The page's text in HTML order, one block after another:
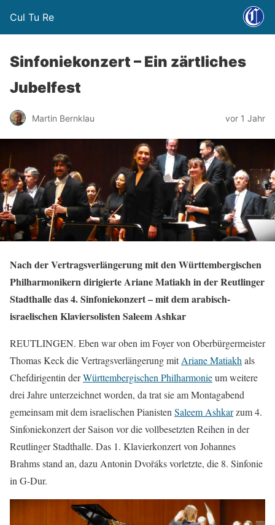
Cul Tu Re
Sinfoniekonzert – Ein zärtliches
Jubelfest
Martin Bernklau vor 1 Jahr
Nach der Vertragsverlängerung mit den Württembergischen
Philharmonikern dirigierte Ariane Matiakh in der Reutlinger
Stadthalle das 4. Sinfoniekonzert – mit dem arabisch-
israelischen Klaviersolisten Saleem Ashkar
REUTLINGEN. Eben war oben im Foyer von Oberbürgermeister
Thomas Keck die Vertragsverlängerung mitAriane Matiakh als
Chefdirigentin derWürttembergischen Philharmonieum weitere
drei Jahre unterzeichnet worden, da trat sie am Montagabend
gemeinsam mit dem israelischen Pianisten Saleem Ashkarzum 4.
Sinfoniekonzert der Saison vor die vollbesetzten Reihen in der
Reutlinger Stadthalle. Das 1. Klavierkonzert von Johannes
Brahms stand an, dazu Antonin Dvořáks vorletzte, die 8. Sinfonie
in G-Dur.